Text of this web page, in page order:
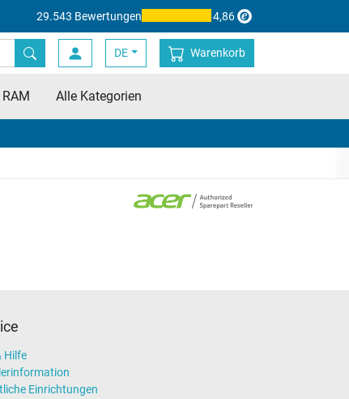
29.543 Bewertungen 4,86
DE Warenkorb
RAM Alle Kategorien
Hilfe
Einrichtungen